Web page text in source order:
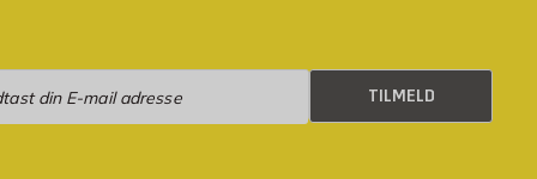
TILMELD